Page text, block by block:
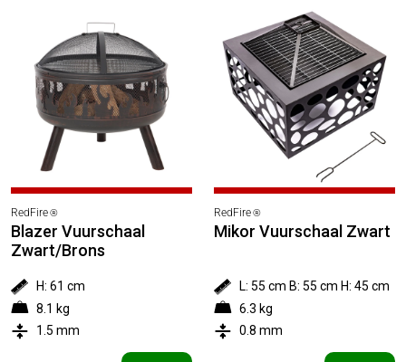
RedFire®
Blazer Vuurschaal
Zwart/Brons
H: 61 cm
8.1 kg
1.5 mm
RedFire®
Mikor Vuurschaal Zwart
L: 55 cm B: 55 cm H: 45 cm
6.3 kg
0.8 mm